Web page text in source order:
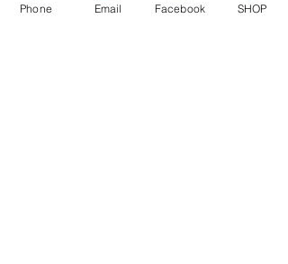
Phone Email Facebook SHOP